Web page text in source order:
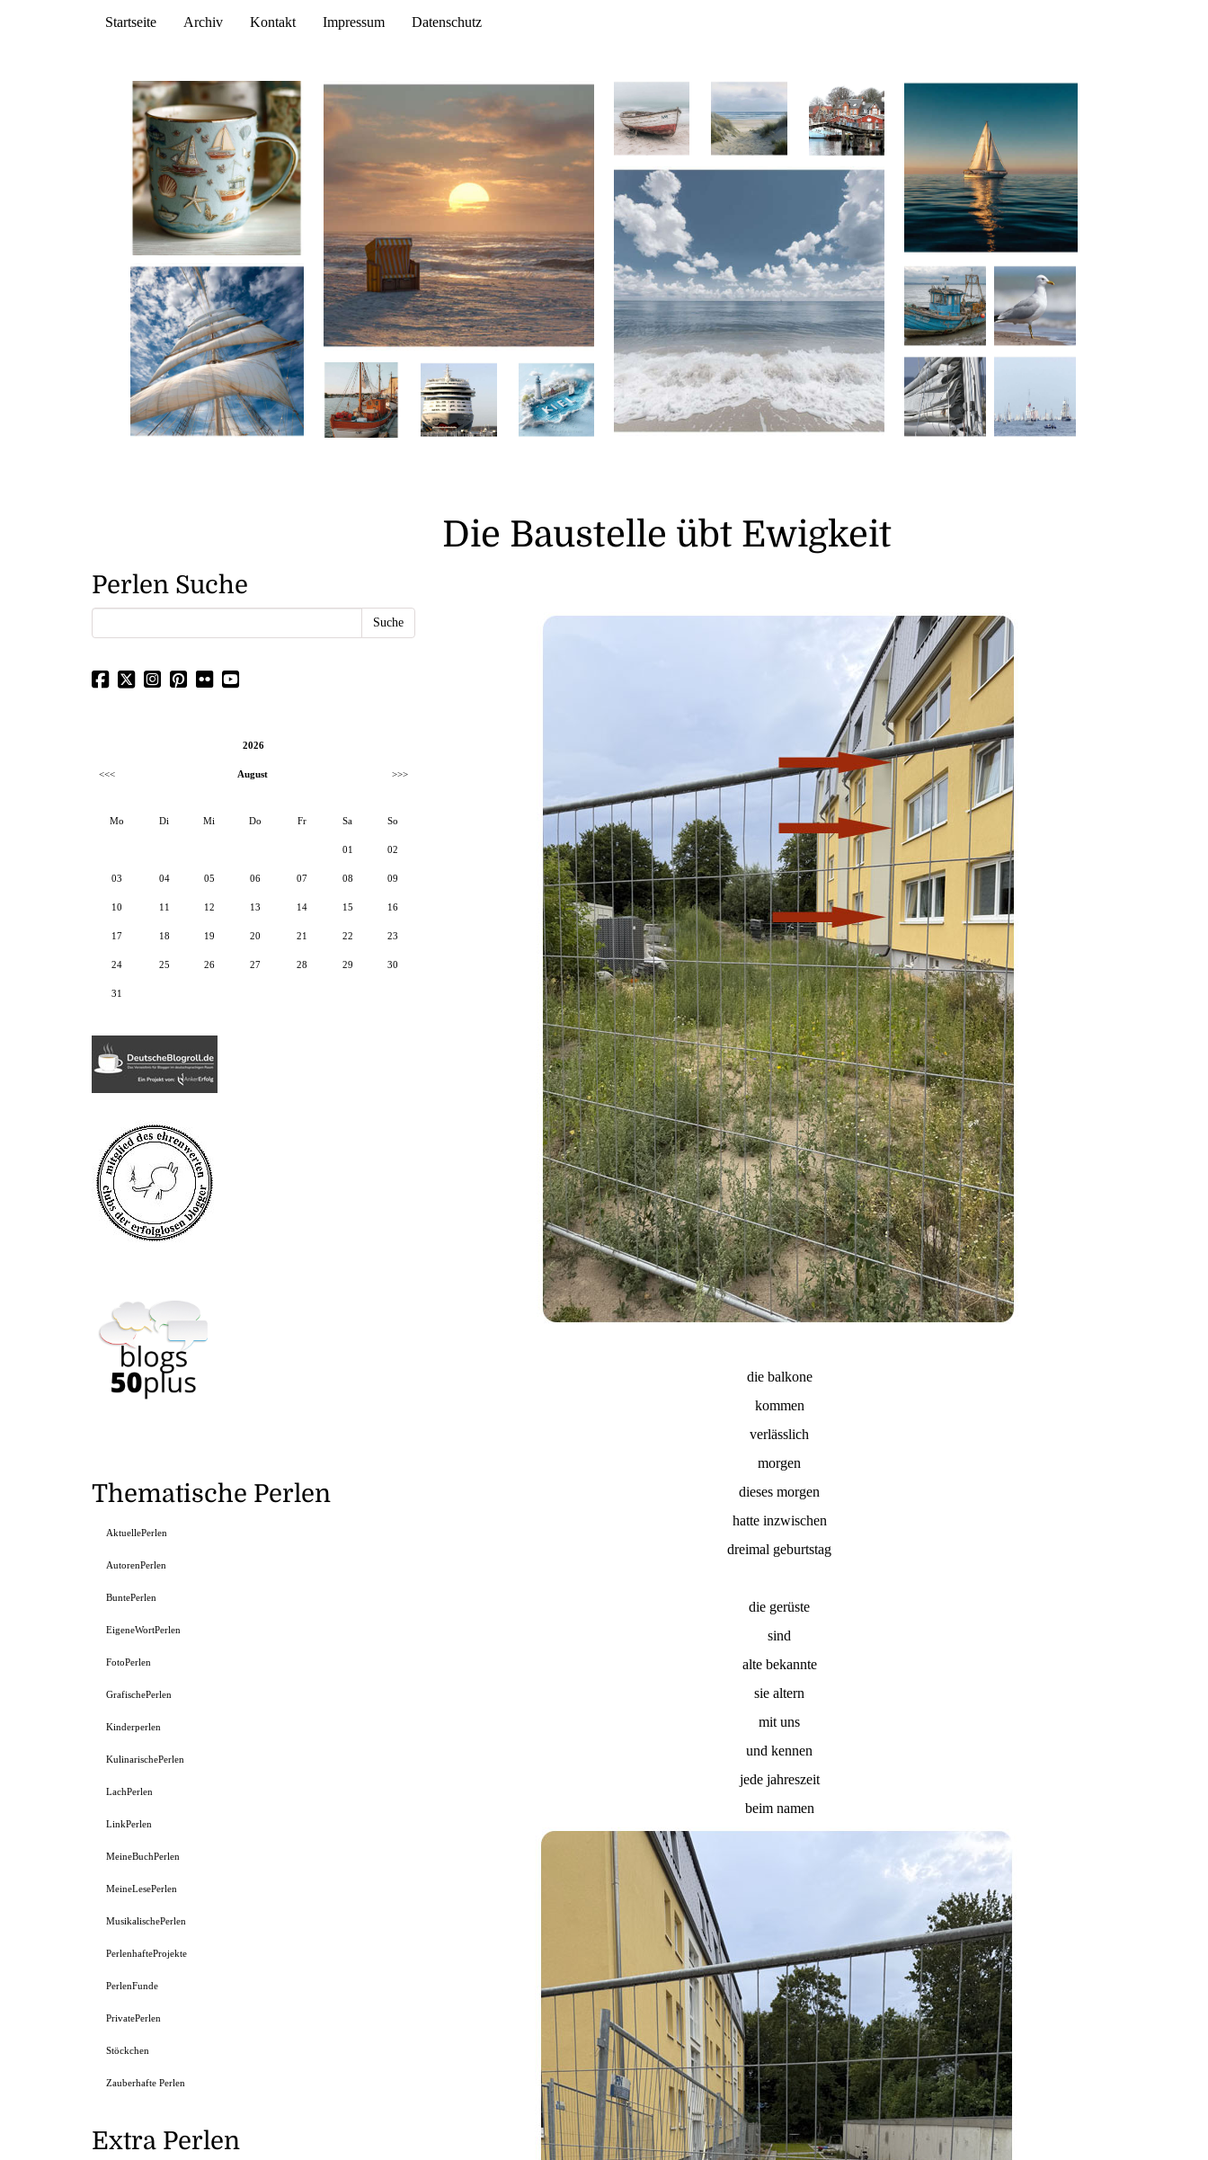
Startseite Archiv Kontakt Impressum Datenschutz
Die Baustelle übt Ewigkeit
die balkone
kommen
verlässlich
morgen
dieses morgen
hatte inzwischen
dreimal geburtstag
die gerüste
sind
alte bekannte
sie altern
mit uns
und kennen
jede jahreszeit
beim namen
Perlen Suche
2026
<<< August >>>
Mo Di Mi Do Fr Sa So
01 02
03 04 05 06 07 08 09
10 11 12 13 14 15 16
17 18 19 20 21 22 23
24 25 26 27 28 29 30
31
Thematische Perlen
AktuellePerlen
AutorenPerlen
BuntePerlen
EigeneWortPerlen
FotoPerlen
GrafischePerlen
Kinderperlen
KulinarischePerlen
LachPerlen
LinkPerlen
MeineBuchPerlen
MeineLesePerlen
MusikalischePerlen
PerlenhafteProjekte
PerlenFunde
PrivatePerlen
Stöckchen
Zauberhafte Perlen
Extra Perlen